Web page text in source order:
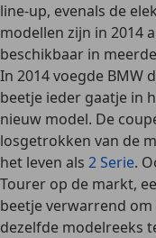
line-up, evenals de
modellen zijn in 2014
beschikbaar in
In 2014 voegde BMW
beetje ieder gaatje in
nieuw model. De
losgetrokken van de
het leven als 2 Serie.
Tourer op de markt,
beetje verwarrend om
dezelfde modelreeks